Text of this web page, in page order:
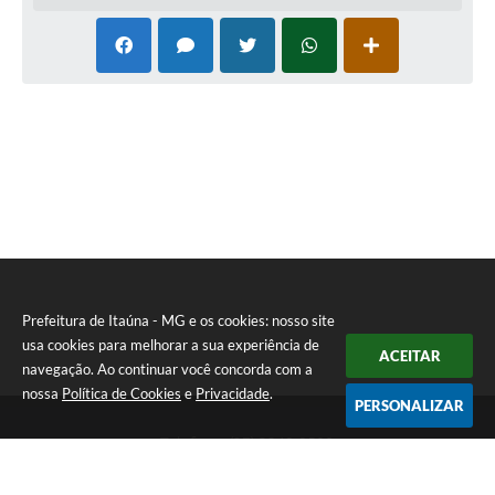
Prefeitura de Itaúna - MG e os cookies: nosso site
usa cookies para melhorar a sua experiência de
navegação. Ao continuar você concorda com a
nossa Política de Cookies e Privacidade.
ACEITAR
PERSONALIZAR
Telefone: (37) 3249-9500